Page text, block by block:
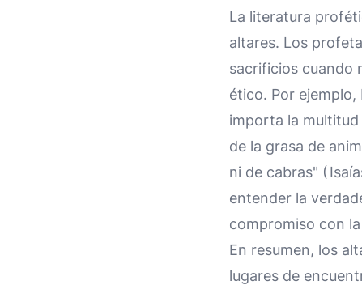
La literatura
altares. Los
sacrificios cuando
ético. Por ejemplo,
importa la
de la grasa de
ni de cabras" (
entender la
compromiso con
En resumen, los
lugares de